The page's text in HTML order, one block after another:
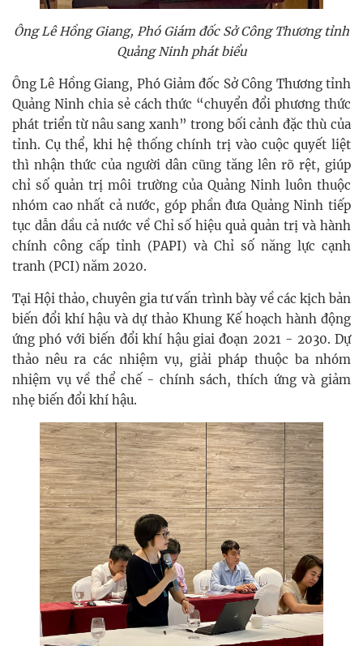
Ông Lê Hồng Giang, Phó Giám đốc Sở Công Thương tỉnh
Quảng Ninh phát biểu
Ông Lê Hồng Giang, Phó Giảm đốc Sở Công Thương tỉnh
Quảng Ninh chia sẻ cách thức “chuyển đổi phương thức
phát triển từ nâu sang xanh” trong bối cảnh đặc thù của
tỉnh. Cụ thể, khi hệ thống chính trị vào cuộc quyết liệt
thì nhận thức của người dân cũng tăng lên rõ rệt, giúp
chỉ số quản trị môi trường của Quảng Ninh luôn thuộc
nhóm cao nhất cả nước, góp phần đưa Quảng Ninh tiếp
tục dẫn dầu cả nước về Chỉ số hiệu quả quản trị và hành
chính công cấp tỉnh (PAPI) và Chỉ số năng lực cạnh
tranh (PCI) năm 2020.
Tại Hội thảo, chuyên gia tư vấn trình bày về các kịch bản
biến đổi khí hậu và dự thảo Khung Kế hoạch hành động
ứng phó với biến đổi khí hậu giai đoạn 2021 - 2030. Dự
thảo nêu ra các nhiệm vụ, giải pháp thuộc ba nhóm
nhiệm vụ về thể chế - chính sách, thích ứng và giảm
nhẹ biến đổi khí hậu.